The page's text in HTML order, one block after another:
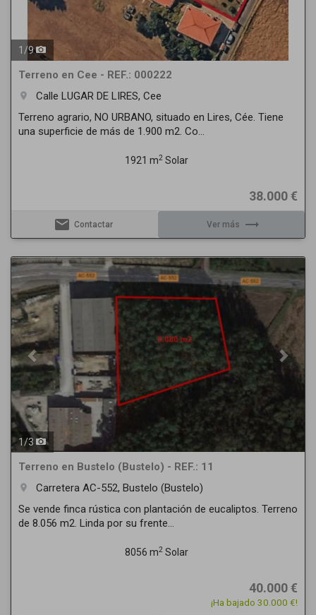
1 /9
Terreno en Cee - REF.: 000222
room
Calle LUGAR DE LIRES, Cee
Terreno agrario, NO URBANO, situado en Lires, Cée. Tiene
una superficie de más de 1.900 m2. Co...
1921 m2Solar
38.000 €
email Contactar Ver más trending_flat
Previous Next
1/3
Terreno en Bustelo (Bustelo) - REF.: 11
room
Carretera AC-552, Bustelo (Bustelo)
Se vende finca rústica con plantación de eucaliptos. Terreno
de 8.056 m2. Linda por su frente...
8056 m2Solar
40.000 €
¡Ha bajado 30.000 €!